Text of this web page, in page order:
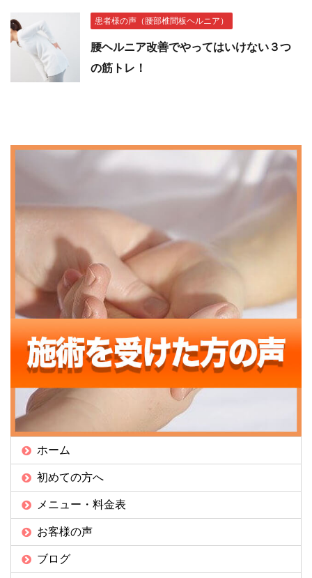
患者様の声（腰部椎間板ヘルニア）
腰ヘルニア改善でやってはいけない３つ
の筋トレ！
ホーム
初めての方へ
メニュー・料金表
お客様の声
ブログ